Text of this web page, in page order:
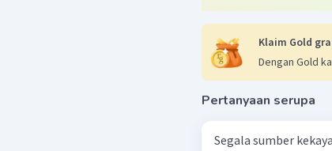
Klaim Gold
Dengan Gold
Pertanyaan serupa
Segala sumber